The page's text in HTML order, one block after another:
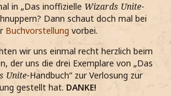
in „Das inoffizielle Wizards Unite-
Dann schaut doch mal bei
Buchvorstellung vorbei.
wir uns einmal recht herzlich beim
der uns die drei Exemplare von „Das
Unite-Handbuch“ zur Verlosung zur
gestellt hat.DANKE!